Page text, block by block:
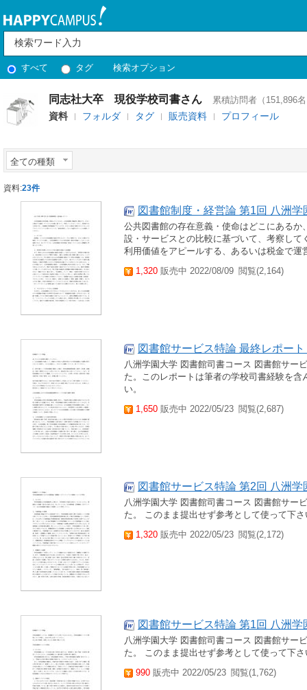
すべて タグ 検索オプション
同志社大卒 現役学校司書さん 累積訪問者（151,896
資料 フォルダ タグ 販売資料 プロフィール
全ての種類
資料:23件
図書館制度・経営論 第1回 八洲
公共図書館の存在意義・使命はどこにある
設・サービスとの比較に基づいて、考察し
利用価値をアピールする、あるいは税金で
1,320 販売中 2022/08/09 閲覧(2,164)
図書館サービス特論 最終レポー
八洲学園大学 図書館司書コース 図書館サー
た。このレポートは筆者の学校司書経験を
い。
1,650 販売中 2022/05/23 閲覧(2,687)
図書館サービス特論 第2回 八洲
八洲学園大学 図書館司書コース 図書館サー
た。 このまま提出せず参考として使って下さ
1,320 販売中 2022/05/23 閲覧(2,172)
図書館サービス特論 第1回 八洲
八洲学園大学 図書館司書コース 図書館サー
た。 このまま提出せず参考として使って下さ
990 販売中 2022/05/23 閲覧(1,762)